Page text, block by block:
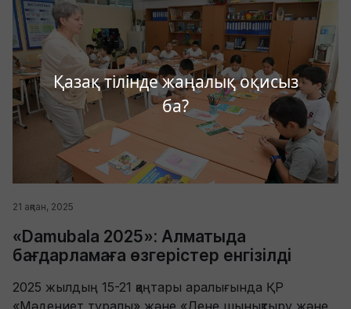
Қазақ тілінде жаңалық оқисыз
ба?
21 ақпан, 2025
«Damubala 2025»: Алматыда
бағдарламаға өзгерістер енгізілді
2025 жылдың 15-21 қаңтары аралығында ҚР
«Мәдениет туралы» және «Дене шынықтыру және